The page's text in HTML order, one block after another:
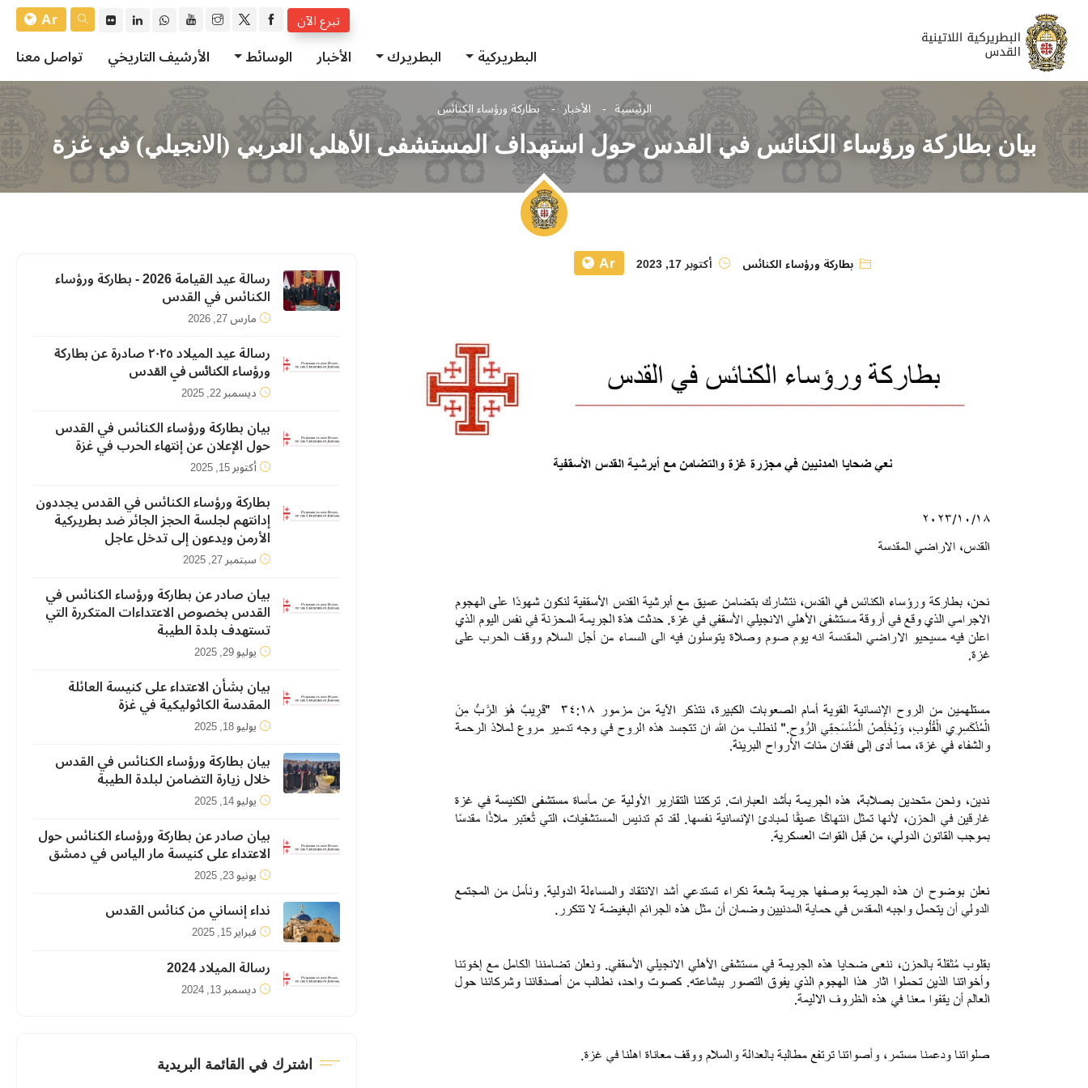
تبرع الآن
Ar
البطريركية
البطريرك الأخبار الوسائط الأرشيف التاريخي تواصل معنا
الرئيسية الأخبار بطاركة ورؤساء الكنائس
بيان بطاركة ورؤساء الكنائس في القدس حول استهداف المستشفى الأهلي العربي (الانجيلي) في غزة
بطاركة ورؤساء الكنائس أكتوبر 17, 2023 Ar
رسالة عيد القيامة 2026 - بطاركة ورؤساء
الكنائس في القدس
مارس 27, 2026
رسالة عيد الميلاد ٢٠٢٥ صادرة عن ﺑﻄﺎرﻛﺔ
ورؤﺳﺎء اﻟﻜﻨﺎﺋﺲ ﻓﻲ اﻟﻘﺪس
ديسمبر 22, 2025
بيان بطاركة ورؤساء الكنائس في القدس
حول الإعلان عن إنتهاء الحرب في غزة
أكتوبر 15, 2025
بطاركة ورؤساء الكنائس في القدس يجددون
إدانتهم لجلسة الحجز الجائر ضد بطريركية
الأرمن ويدعون إلى تدخل عاجل
سبتمبر 27, 2025
بيان صادر عن بطاركة ورؤساء الكنائس في
القدس بخصوص الاعتداءات المتكررة التي
تستهدف بلدة الطيبة
يوليو 29, 2025
بيان بشأن الاعتداء على كنيسة العائلة
المقدسة الكاثوليكية في غزة
يوليو 18, 2025
بيان بطاركة ورؤساء الكنائس في القدس
خلال زيارة التضامن لبلدة الطيبة
يوليو 14, 2025
بيان صادر عن بطاركة ورؤساء الكنائس حول
الاعتداء على كنيسة مار الياس في دمشق
يونيو 23, 2025
نداء إنساني من كنائس القدس
فبراير 15, 2025
رسالة الميلاد 2024
ديسمبر 13, 2024
اشترك في القائمة البريدية